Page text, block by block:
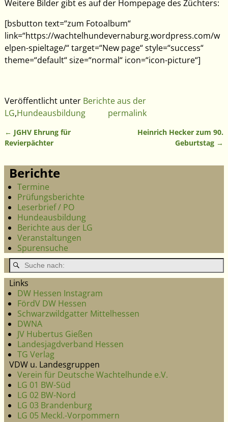
Weitere Bilder gibt es auf der Hompepage des Züchters:
[bsbutton text=“zum Fotoalbum“
link=“https://wachtelhundevernaburg.wordpress.com/w
elpen-spieltage/“ target=“New page“ style=“success“
theme=“default“ size=“normal“ icon=“icon-picture“]
Veröffentlicht unter Berichte aus der
LG,Hundeausbildung permalink
Artikelnavigation
← JGHV Ehrung für
Revierpächter
Heinrich Hecker zum 90.
Geburtstag →
Berichte
Termine
Prüfungsberichte
Leserbrief / PO
Hundeausbildung
Berichte aus der LG
Veranstaltungen
Spurensuche
Links
DW Hessen Instagram
FördV DW Hessen
Schwarzwildgatter Mittelhessen
DWNA
JV Hubertus Gießen
Landesjagdverband Hessen
TG Verlag
VDW u. Landesgruppen
Verein für Deutsche Wachtelhunde e.V.
LG 01 BW-Süd
LG 02 BW-Nord
LG 03 Brandenburg
LG 05 Meckl.-Vorpommern